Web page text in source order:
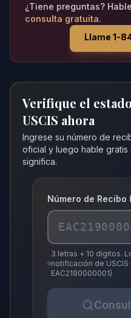
¿Tiene preguntas?
consulta gratuita.
Llame 1-
Verifique el
USCIS ahora
Ingrese su número de
oficial y luego hable
significa.
Número de Recibo
3 letras + 10 dígitos.
notificación de USCIS
EAC2190000001)